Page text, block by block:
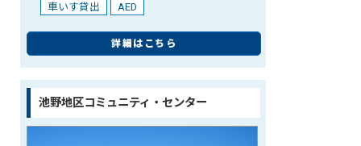
車いす貸出
AED
詳細はこちら
池野地区コミュニティ・センター